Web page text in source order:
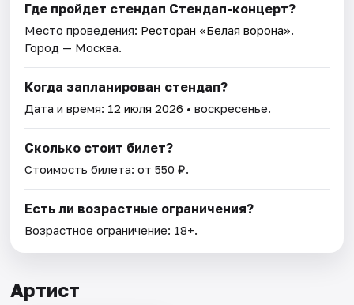
Где пройдет стендап Стендап-концерт?
Место проведения: Ресторан «Белая ворона».
Город — Москва.
Когда запланирован стендап?
Дата и время: 12 июля 2026 • воскресенье.
Сколько стоит билет?
Стоимость билета: от 550 ₽.
Есть ли возрастные ограничения?
Возрастное ограничение: 18+.
Артист